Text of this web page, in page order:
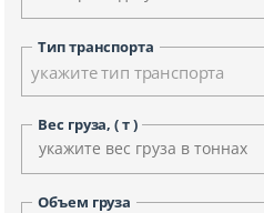
Тип транспорта
укажите тип транспорта
Вес груза, ( т )
Объем груза